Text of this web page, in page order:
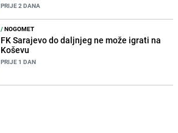
PRIJE 2 DANA
/NOGOMET
FK Sarajevo do daljnjeg ne može igrati na
Koševu
PRIJE 1 DAN